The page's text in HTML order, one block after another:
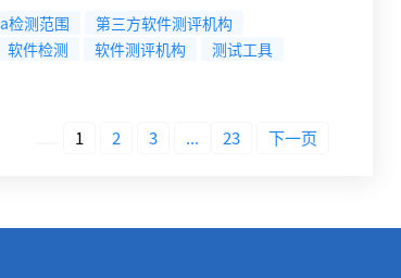
高级参数设置；钩子函数部分展示了全局、
过完整的配置示例，演示了如何构建专业
杂测试需求，包括连接池优化、SSL配
检测范围
第三方软件测评机构
软件检测 软件测评机构 测试工具
1 2 3 ... 23 下一页